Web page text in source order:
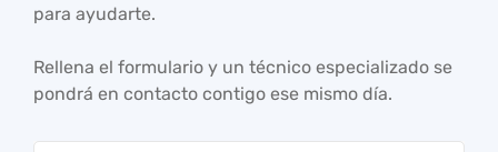
para ayudarte.
Rellena el formulario y un técnico especializado se
pondrá en contacto contigo ese mismo día.